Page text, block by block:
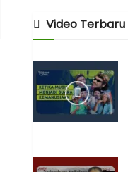
Video Terbaru